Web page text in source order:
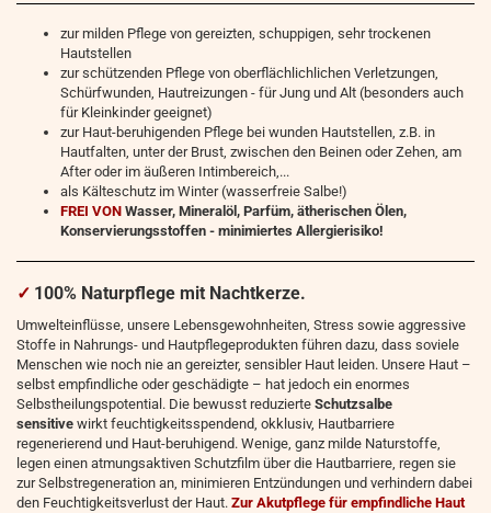
zur milden Pflege von gereizten, schuppigen, sehr trockenen
Hautstellen
zur schützenden Pflege von oberflächlichlichen Verletzungen,
Schürfwunden, Hautreizungen - für Jung und Alt (besonders auch
für Kleinkinder geeignet)
zur Haut-beruhigenden Pflege bei wunden Hautstellen, z.B. in
Hautfalten, unter der Brust, zwischen den Beinen oder Zehen, am
After oder im äußeren Intimbereich,...
als Kälteschutz im Winter (wasserfreie Salbe!)
FREI VON Wasser, Mineralöl, Parfüm, ätherischen Ölen,
Konservierungsstoffen - minimiertes Allergierisiko!
✓ 100% Naturpflege mit Nachtkerze.
Umwelteinflüsse, unsere Lebensgewohnheiten, Stress sowie aggressive
Stoffe in Nahrungs- und Hautpflegeprodukten führen dazu, dass soviele
Menschen wie noch nie an gereizter, sensibler Haut leiden. Unsere Haut –
selbst empfindliche oder geschädigte – hat jedoch ein enormes
Selbstheilungspotential. Die bewusst reduzierte Schutzsalbe
sensitive wirkt feuchtigkeitsspendend, okklusiv, Hautbarriere
regenerierend und Haut-beruhigend. Wenige, ganz milde Naturstoffe,
legen einen atmungsaktiven Schutzfilm über die Hautbarriere, regen sie
zur Selbstregeneration an, minimieren Entzündungen und verhindern dabei
den Feuchtigkeitsverlust der Haut. Zur Akutpflege für empfindliche Haut